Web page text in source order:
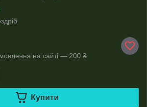
на сайті — 200 ₴
Купити